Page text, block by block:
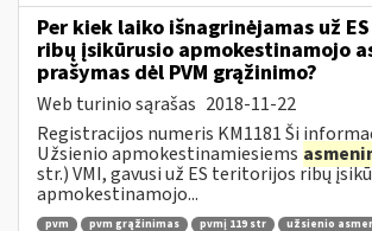
Per kiek laiko išnagrinėjamas už
ribų įsikūrusio apmokestinamojo
prašymas dėl PVM grąžinimo?
Web turinio sąrašas 2018-11-22
Registracijos numeris KM1181 Ši
Užsienio apmokestinamiesiems
str.) VMI, gavusi už ES teritorijos ribų
apmokestinamojo...
pvm pvm grąžinimas pvmį 119 str
užsienio